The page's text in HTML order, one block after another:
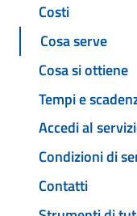
Costi
Cosa serve
Cosa si ottiene
Tempi e
Accedi al
Condizioni di
Contatti